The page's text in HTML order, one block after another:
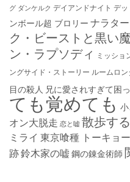
グ ダンケルク デイアンドナイト デッ
ンボール超 ブロリー ナラタ
ク・ビーストと黒い
ン・ラプソディ ミッショ
ングサイド・ストーリー ルームロ
目の殺人 兄に愛されすぎて困
ても覚めても
オン大脱走 恋と嘘 散歩す
ミライ 東京喰種 トーキョ
跡鈴木家の嘘 鋼の錬金術師